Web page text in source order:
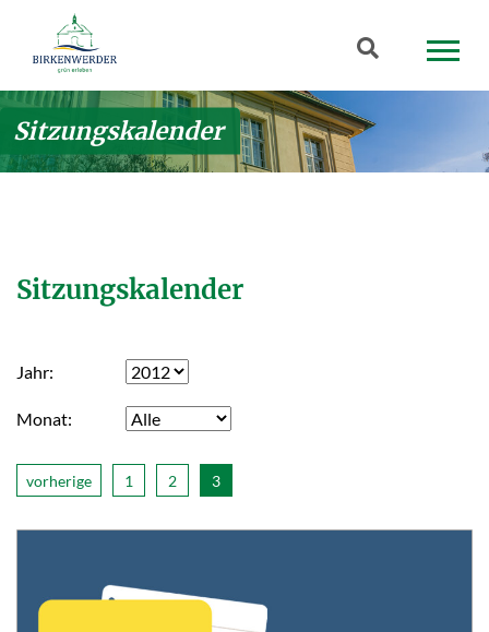
Zum Hauptinhalt springen
Suchbegriff
Sitzungskalender
Sitzungskalender
Jahr
Monat
vorherige 1 2 3